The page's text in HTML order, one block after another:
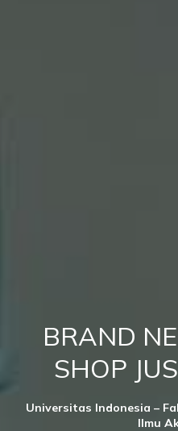
BRAND
SHOP
Universitas Indonesia –
Ilmu